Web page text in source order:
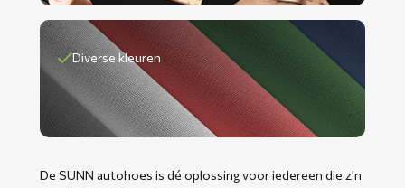
Diverse kleuren
De SUNN autohoes is dé oplossing voor iedereen die z’n